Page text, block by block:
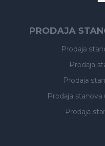
PRODAJA
Prodaja
Prodaja
Prodaja
Prodaja stanova
Prodaja